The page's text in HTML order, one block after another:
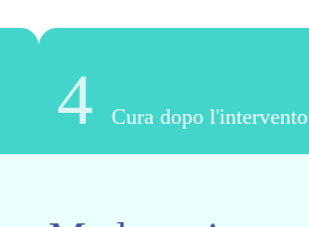
4 Cura dopo l'intervento